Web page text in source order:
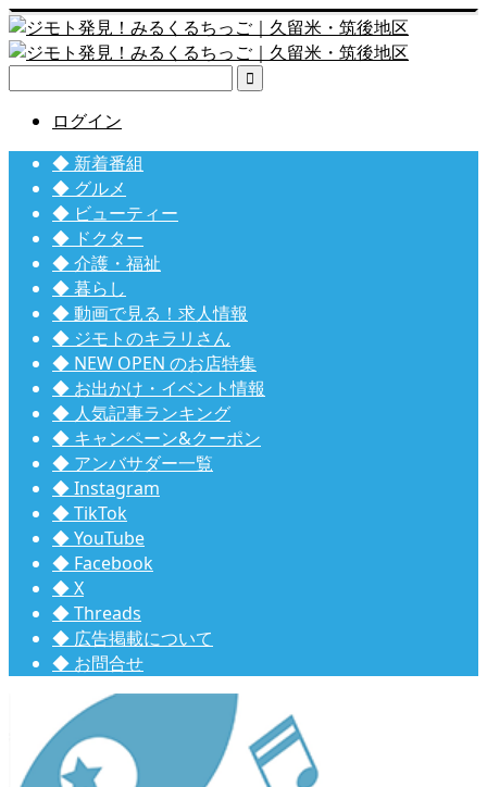

ログイン
◆ 新着番組
◆ グルメ
◆ ビューティー
◆ ドクター
◆ 介護・福祉
◆ 暮らし
◆ 動画で見る！求人情報
◆ ジモトのキラリさん
◆ NEW OPEN のお店特集
◆ お出かけ・イベント情報
◆ 人気記事ランキング
◆ キャンペーン&クーポン
◆ アンバサダー一覧
◆ Instagram
◆ TikTok
◆ YouTube
◆ Facebook
◆ X
◆ Threads
◆ 広告掲載について
◆ お問合せ